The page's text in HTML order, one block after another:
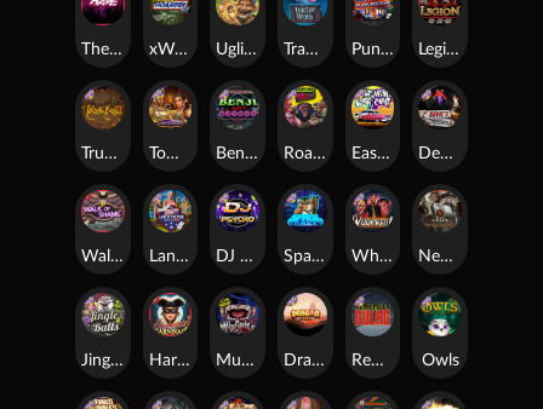
Munchies
Nexus Tombstone RIP
Roadkill
Tractor Beam
Space Donkey
Land of the Free
Benji Killed in Vegas Devil's Crossroad
Tomb of Nefertiti
Dragon Tribe
Legion X
DJ Psycho
Owls
Punk Rocker
East Coast Vs West Coast
Whacked
Jingle Balls Harlequin Carnival
Walk of Shame
xWays Hoarder xSplit
Remember Gulag
True kult
Ugliest Catch
The Rave